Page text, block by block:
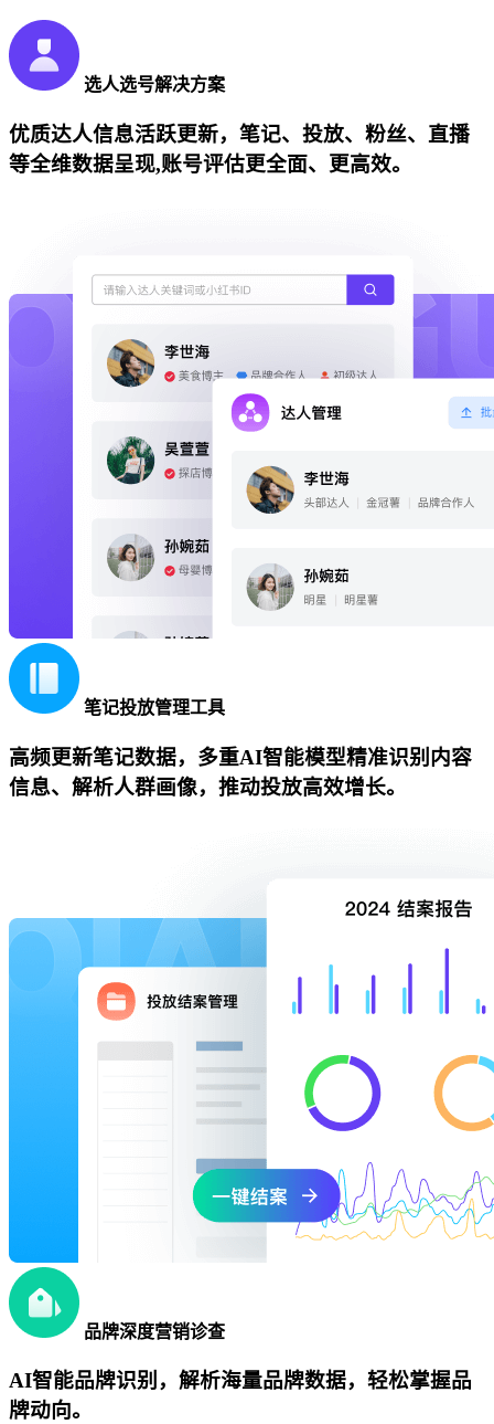
选人选号解决方案
优质达人信息活跃更新，笔记、投放、粉丝、直播
等全维数据呈现,账号评估更全面、更高效。
笔记投放管理工具
高频更新笔记数据，多重AI智能模型精准识别内容
信息、解析人群画像，推动投放高效增长。
品牌深度营销诊查
AI智能品牌识别，解析海量品牌数据，轻松掌握品
牌动向。